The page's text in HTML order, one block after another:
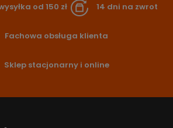
od 150 zł 14 dni na zwrot
Fachowa obsługa klienta
Sklep stacjonarny i online